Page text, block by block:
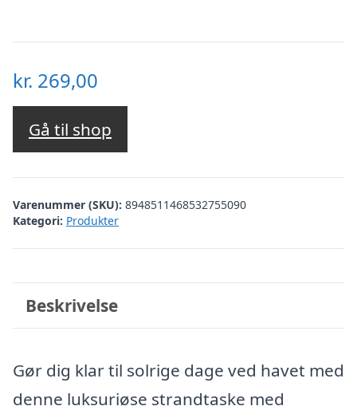
kr. 269,00
Gå til shop
Varenummer (SKU): 8948511468532755090
Kategori: Produkter
Beskrivelse
Gør dig klar til solrige dage ved havet med
denne luksuriøse strandtaske med